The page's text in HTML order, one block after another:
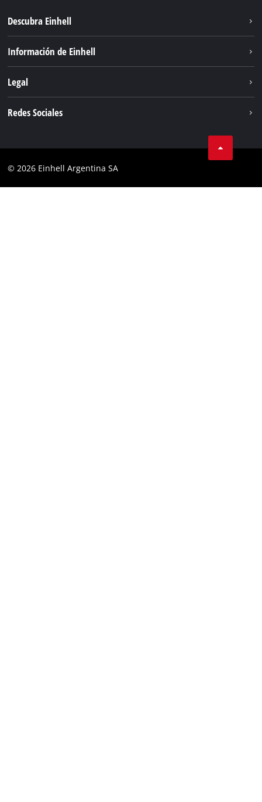
Descubra Einhell
Servicio
Información de Einhell
Einhell global
Legal
Cumplimiento
Redes Sociales
Instagram
© 2026 Einhell Argentina SA